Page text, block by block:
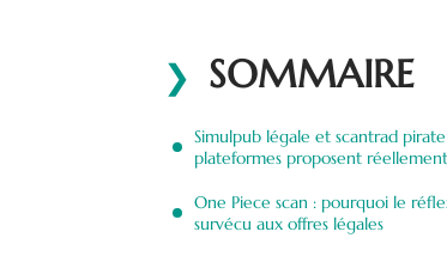
SOMMAIRE
Simulpub légale et scantrad
plateformes proposent réellement
One Piece scan : pourquoi le
survécu aux offres légales